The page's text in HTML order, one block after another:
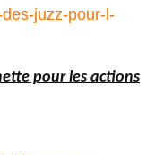
juzz-pour-l-
pour les actions